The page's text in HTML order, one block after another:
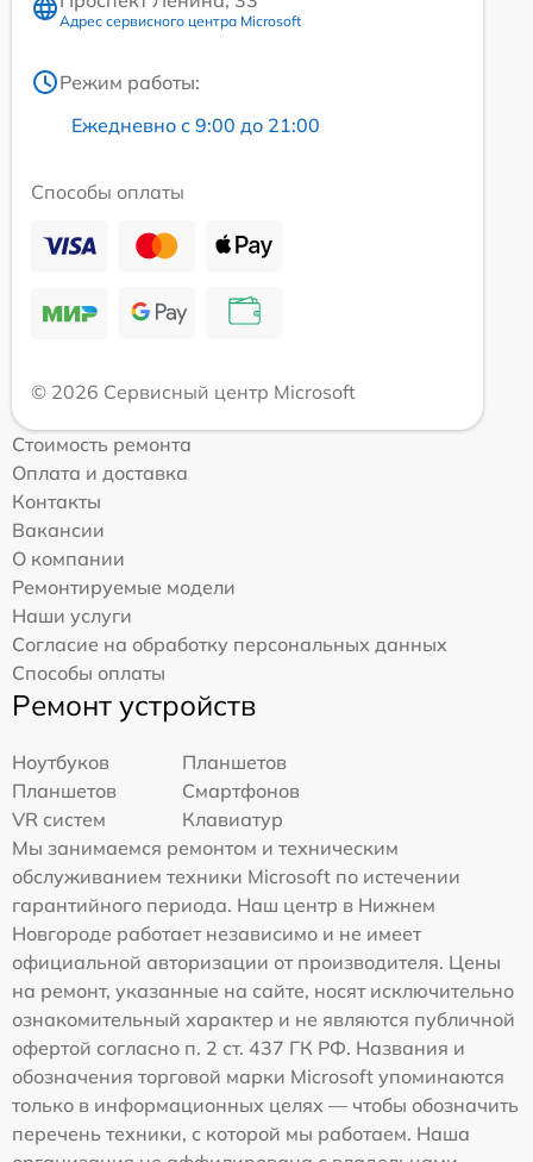
Адрес сервисного центра Microsoft
Режим работы:
Ежедневно с 9:00 до 21:00
Способы оплаты
© 2026 Сервисный центр Microsoft
Стоимость ремонта
Оплата и доставка
Контакты
Вакансии
О компании
Ремонтируемые модели
Наши услуги
Согласие на обработку персональных данных
Способы оплаты
Ремонт устройств
Ноутбуков
Планшетов
Планшетов
Смартфонов
VR систем
Клавиатур
Мы занимаемся ремонтом и техническим
обслуживанием техники Microsoft по истечении
гарантийного периода. Наш центр в Нижнем
Новгороде работает независимо и не имеет
официальной авторизации от производителя. Цены
на ремонт, указанные на сайте, носят исключительно
ознакомительный характер и не являются публичной
офертой согласно п. 2 ст. 437 ГК РФ. Названия и
обозначения торговой марки Microsoft упоминаются
только в информационных целях — чтобы обозначить
перечень техники, с которой мы работаем. Наша